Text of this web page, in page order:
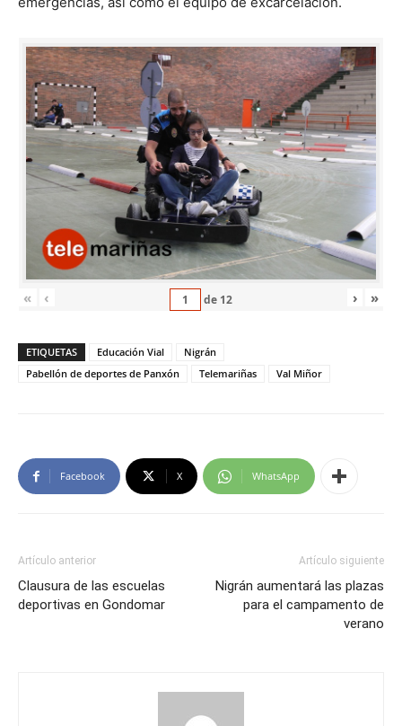
« ‹ de 12 › »
ETIQUETAS Educación Vial
Nigrán
Pabellón de deportes de Panxón
Telemariñas Val Miñor
Facebook X WhatsApp
Artículo anterior
Clausura de las escuelas
deportivas en Gondomar
Artículo siguiente
Nigrán aumentará las plazas
para el campamento de
verano